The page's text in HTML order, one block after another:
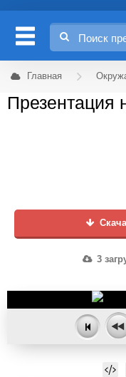
Главная
Презентация
3